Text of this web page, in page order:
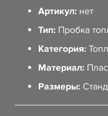
Артикул: нет
Тип: Пробка
Категория:
Материал:
Размеры: